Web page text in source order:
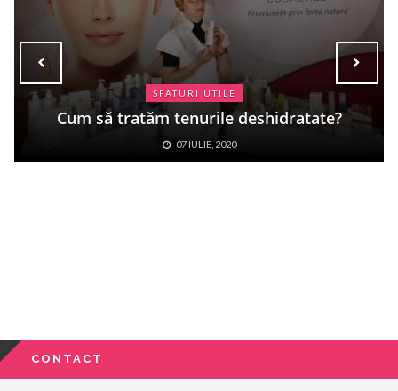
SFATURI UTILE
Cum să tratăm tenurile deshidratate?
07 IULIE, 2020
CONTACT